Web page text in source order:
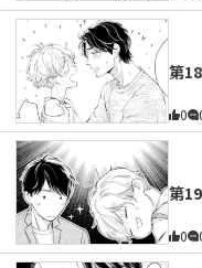
第
0
第
0